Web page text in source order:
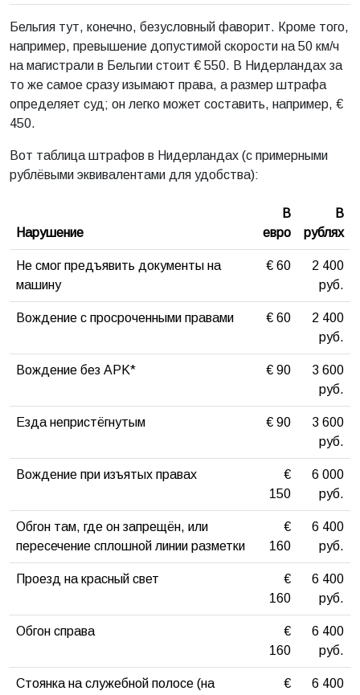
Бельгия тут, конечно, безусловный фаворит. Кроме того,
например, превышение допустимой скорости на 50 км/ч
на магистрали в Бельгии стоит € 550. В Нидерландах за
то же самое сразу изымают права, а размер штрафа
определяет суд; он легко может составить, например, €
450.
Вот таблица штрафов в Нидерландах (с примерными
рублёвыми эквивалентами для удобства):
Нарушение
В
евро
В
рублях
Не смог предъявить документы на
машину
€ 60
2 400
руб.
Вождение с просроченными правами € 60
2 400
руб.
Вождение без APK* € 90
3 600
руб.
Езда непристёгнутым € 90
3 600
руб.
Вождение при изъятых правах
€
150
6 000
руб.
Обгон там, где он запрещён, или
пересечение сплошной линии разметки
€
160
6 400
руб.
Проезд на красный свет
€
160
6 400
руб.
Обгон справа
€
160
6 400
руб.
Стоянка на служебной полосе (на
€
6 400